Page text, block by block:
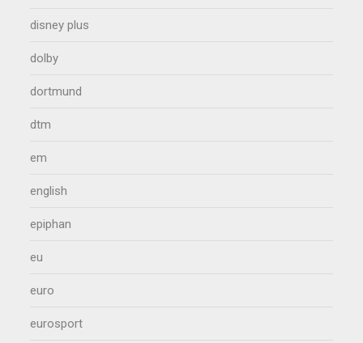
disney plus
dolby
dortmund
dtm
em
english
epiphan
eu
euro
eurosport